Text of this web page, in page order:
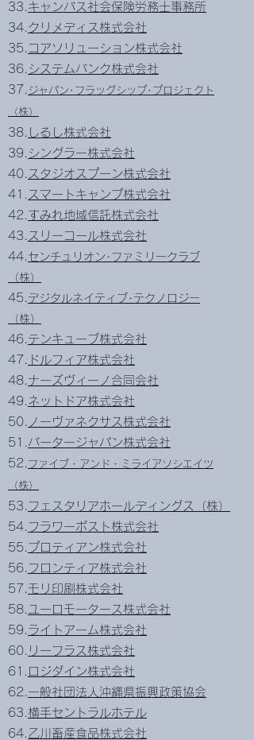
33. キャンバス社会保険労務士事務所
34. クリメディス株式会社
35. コアソリューション株式会社
36. システムバンク株式会社
37. ジャパン･ フラッグシップ･プロジェクト
（株）
38.
しるし株式会社
39. シングラー株式会社
40. スタジオスプーン株式会社
41. スマートキャンプ株式会社
42. すみれ地域信託株式会社
43. スリーコール株式会社
44. センチュリオン･ファミリークラブ
（株）
45. デジタルネイティブ･テクノロジー
（株）
46. テンキューブ株式会社
47. ドルフィア株式会社
48. ナーズヴィーノ合同会社
49. ネットドア株式会社
50. ノーヴァネクサス株式会社
51. バータージャパン株式会社
52. ファイブ・アンド・ミライアソシエイツ
（株）
53. フェスタリアホールディングス（株）
54. フラワーポスト株式会社
55. プロティアン株式会社
56. フロンティア株式会社
57. モリ印刷株式会社
58. ユーロモータース株式会社
59. ライトアーム株式会社
60. リーフラス株式会社
61. ロジダイン株式会社
62. 一般社団法人沖縄県振興政策協会
63. 横手セントラルホテル
64. 乙川畜産食品株式会社